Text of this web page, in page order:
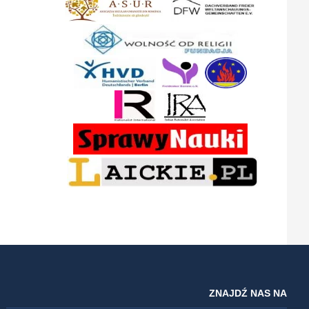
ZNAJDŹ NAS NA